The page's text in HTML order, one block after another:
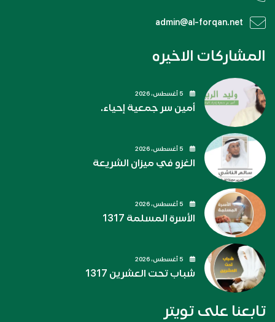
admin@al-forqan.net
المشاركات الاخيره
أمين سر جمعية إحياء.
الغزو في ميزان الشريعة
الأسرة المسلمة 1317
شباب تحت العشرين 1317
تابعنا على تويتر